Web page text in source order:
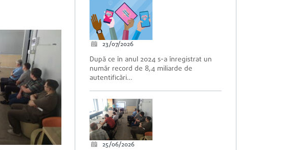
23/07/2026
După ce în anul 2024 s-a înregistrat un
număr record de 8,4 miliarde de
autentificări…
25/06/2026